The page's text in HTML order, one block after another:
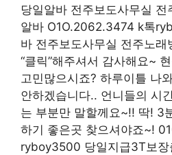
당일알바 전주보도사무실
알바 O1O.2062.3474 k톡
바 전주보도사무실 전주노
“클릭”해주셔서 감사해요~
고민많으시죠? 하루이틀 나
안하겠습니다.. 언니들의 시
는 부분만 말할께요~!! 딱! 3
하기 좋은곳 찾으셔야죠~!
ryboy3500 당일지급3T보장